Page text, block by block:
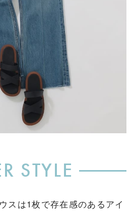
STYLE
スは1枚で存在感のあるアイ